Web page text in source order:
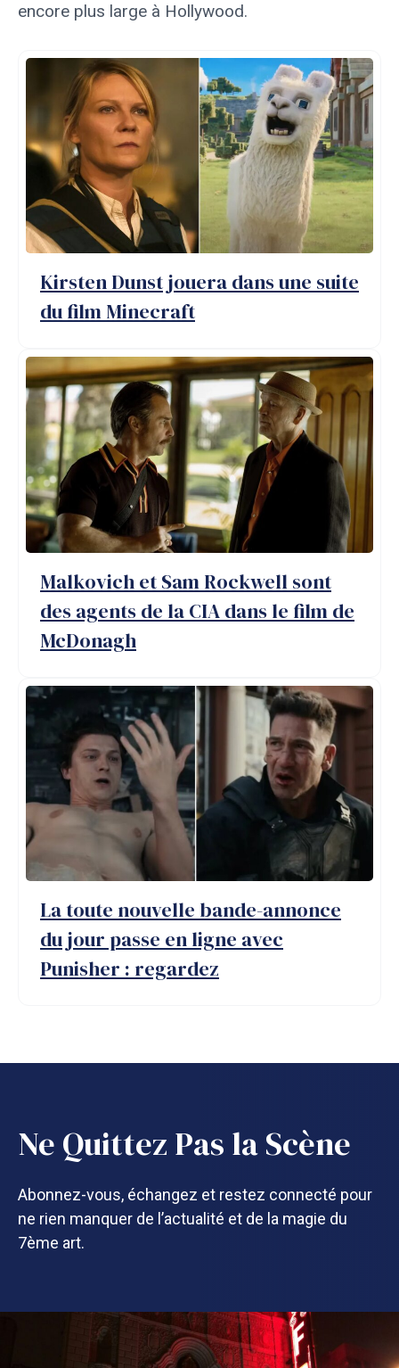
encore plus large à Hollywood.
Kirsten Dunst jouera dans une suite
du film Minecraft
Malkovich et Sam Rockwell sont
des agents de la CIA dans le film de
McDonagh
La toute nouvelle bande-annonce
du jour passe en ligne avec
Punisher : regardez
Ne Quittez Pas la Scène
Abonnez-vous, échangez et restez connecté pour
ne rien manquer de l’actualité et de la magie du
7ème art.